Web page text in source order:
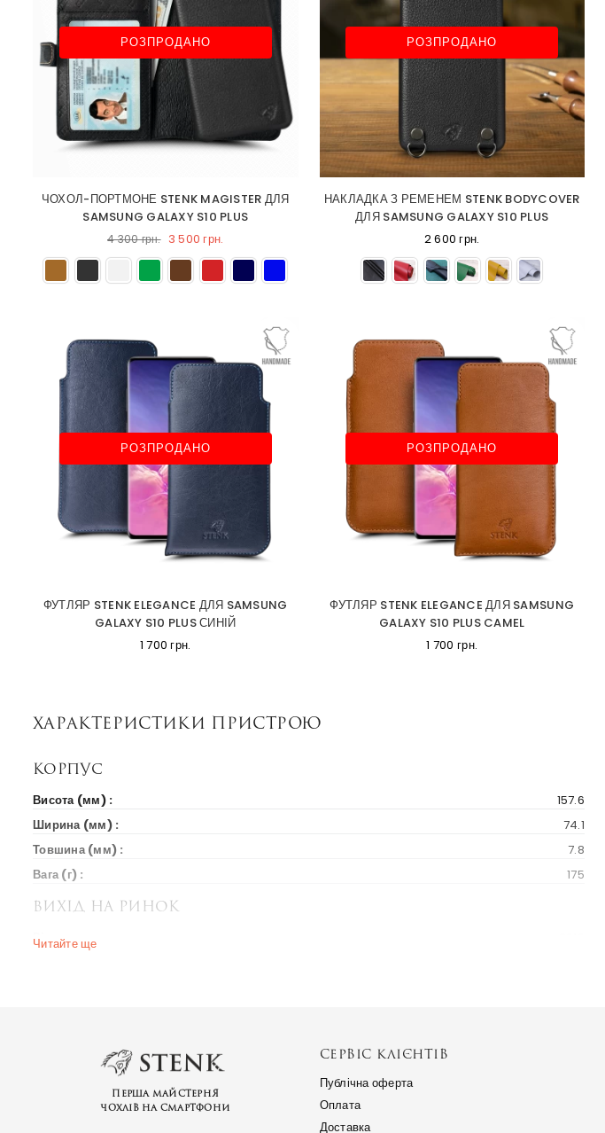
РОЗПРОДАНО
ЧОХОЛ-ПОРТМОНЕ STENK MAGISTER ДЛЯ
SAMSUNG GALAXY S10 PLUS
4 300 грн. 3 500 грн.
РОЗПРОДАНО
НАКЛАДКА З РЕМЕНЕМ STENK BODYCOVER
ДЛЯ SAMSUNG GALAXY S10 PLUS
2 600 грн.
РОЗПРОДАНО
ФУТЛЯР STENK ELEGANCE ДЛЯ SAMSUNG
GALAXY S10 PLUS СИНІЙ
1 700 грн.
РОЗПРОДАНО
ФУТЛЯР STENK ELEGANCE ДЛЯ SAMSUNG
GALAXY S10 PLUS CAMEL
1 700 грн.
Характеристики пристрою
Корпус
Висота (мм) :
157.6
Ширина (мм) :
74.1
Товшина (мм) :
7.8
Вага (г) :
175
Вихід на ринок
Рік випуску :
Читайте ще
Перша майстерня
чохлів на смартфони
СЕРВІС КЛІЄНТІВ
Публічна оферта
Оплата
Доставка